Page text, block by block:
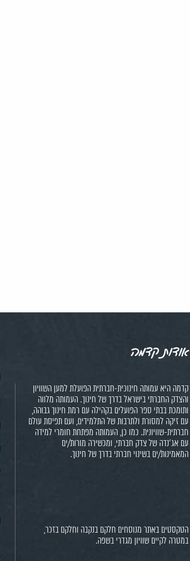
אודות קדמה
קדמה היא עמותה חינוכית-חברתית הפועלת למען השוויון
והצדק החברתי בישראל בדרך של חינוך. העמותה מלווה
ותומכת בבתי ספר הפועלים בקהילה עם רמת חינוך גבוהה,
עם זיקה למסורת ולתרבות של התלמידים, ועם תפיסת עולם
חברתית-שוויונית. כמו כן, העמותה מפתחת חומרי למידה
עם אג'נדה של צדק חברתי, ומכשירה מורות/ים
המאמינות/ים בשינוי חברתי בדרך של חינוך.
הטקסטים באתר מנוסחים חלקם בנקבה וחלקם בזכר,
במטרה לקיים שוויון מגדרי בשפה.